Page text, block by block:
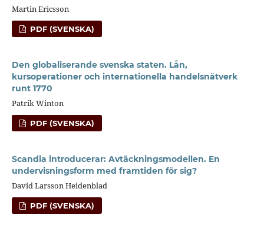
Martin Ericsson
PDF (SVENSKA)
Den globaliserande svenska staten. Lån,
kursoperationer och internationella handelsnätverk
runt 1770
Patrik Winton
PDF (SVENSKA)
Scandia introducerar: Avtäckningsmodellen. En
undervisningsform med framtiden för sig?
David Larsson Heidenblad
PDF (SVENSKA)